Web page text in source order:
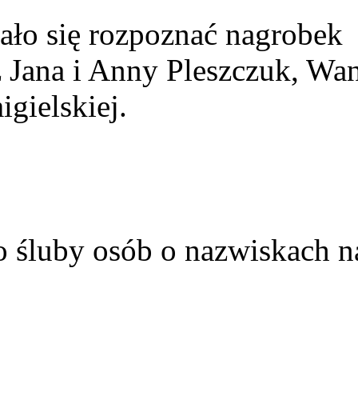
się rozpoznać nagrobek
i Anny Pleszczuk,
śluby osób o nazwiskach